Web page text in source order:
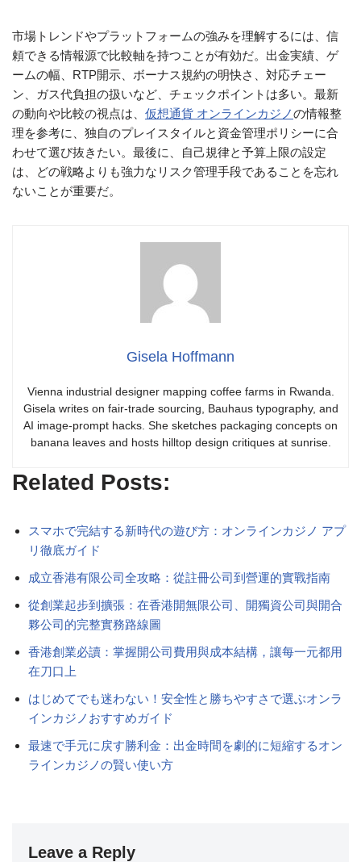
市場トレンドやプラットフォームの強みを理解するには、信
頼できる情報源で比較軸を持つことが有効だ。出金実績、ゲ
ームの幅、RTP開示、ボーナス規約の明快さ、対応チェー
ン、ガス代負担の扱いなど、チェックポイントは多い。最新
の動向や比較の視点は、 仮想通貨 オンラインカジノの情報整
理を参考に、独自のプレイスタイルと資金管理ポリシーに合
わせて選び抜きたい。最後に、自己規律と予算上限の設定
は、どの戦略よりも強力なリスク管理手段であることを忘れ
ないことが重要だ。
Gisela Hoffmann
Vienna industrial designer mapping coffee farms in Rwanda.
Gisela writes on fair-trade sourcing, Bauhaus typography, and
AI image-prompt hacks. She sketches packaging concepts on
banana leaves and hosts hilltop design critiques at sunrise.
Related Posts:
スマホで完結する新時代の遊び方：オンラインカジノ アプ
リ徹底ガイド
成立香港有限公司全攻略：從註冊公司到營運的實戰指南
從創業起步到擴張：在香港開無限公司、開獨資公司與開合
夥公司的完整實務路線圖
香港創業必讀：掌握開公司費用與成本結構，讓每一元都用
在刀口上
はじめてでも迷わない！安全性と勝ちやすさで選ぶオンラ
インカジノおすすめガイド
最速で手元に戻す勝利金：出金時間を劇的に短縮するオン
ラインカジノの賢い使い方
Leave a Reply